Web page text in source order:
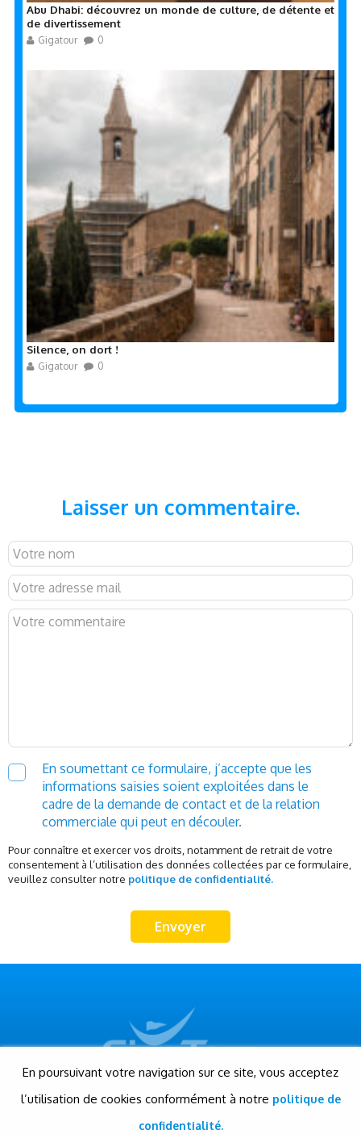
Abu Dhabi: découvrez un monde de culture, de détente et
de divertissement
Gigatour 0
Silence, on dort !
Gigatour 0
Laisser un commentaire.
En soumettant ce formulaire, j’accepte que les
informations saisies soient exploitées dans le
cadre de la demande de contact et de la relation
commerciale qui peut en découler.
Pour connaître et exercer vos droits, notamment de retrait de votre
consentement à l’utilisation des données collectées par ce formulaire,
veuillez consulter notre politique de confidentialité.
© Gigatour - Tous droits réservés
Conception et réalisation: Evensis
En poursuivant votre navigation sur ce site, vous acceptez
l’utilisation de cookies conformément à notre politique de
confidentialité.